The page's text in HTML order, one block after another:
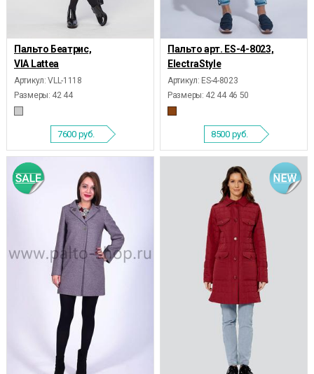
Пальто Беатрис,
VIA Lattea
Артикул: VLL-1118
Размеры: 42 44
7600 руб.
Пальто арт. ES-4-8023,
ElectraStyle
Артикул: ES-4-8023
Размеры: 42 44 46 50
8500 руб.